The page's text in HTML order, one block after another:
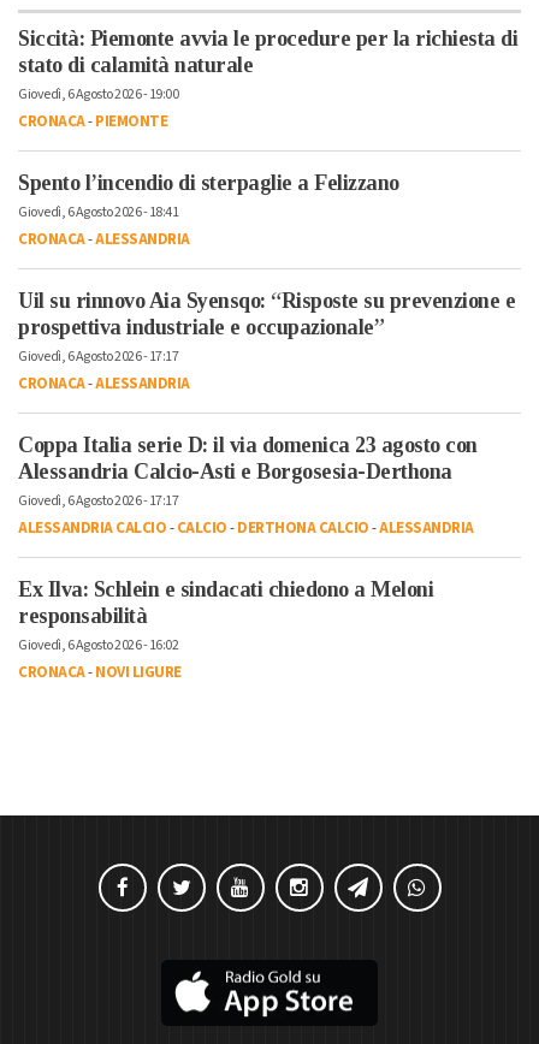
Siccità: Piemonte avvia le procedure per la richiesta di
stato di calamità naturale
Giovedì, 6 Agosto 2026 - 19:00
CRONACA-PIEMONTE
Spento l’incendio di sterpaglie a Felizzano
Giovedì, 6 Agosto 2026 - 18:41
CRONACA-ALESSANDRIA
Uil su rinnovo Aia Syensqo: “Risposte su prevenzione e
prospettiva industriale e occupazionale”
Giovedì, 6 Agosto 2026 - 17:17
CRONACA-ALESSANDRIA
Coppa Italia serie D: il via domenica 23 agosto con
Alessandria Calcio-Asti e Borgosesia-Derthona
Giovedì, 6 Agosto 2026 - 17:17
ALESSANDRIA CALCIO-CALCIO-DERTHONA CALCIO-ALESSANDRIA
Ex Ilva: Schlein e sindacati chiedono a Meloni
responsabilità
Giovedì, 6 Agosto 2026 - 16:02
CRONACA-NOVI LIGURE